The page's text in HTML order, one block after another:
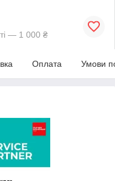
— 1 000 ₴
Оплата Умови